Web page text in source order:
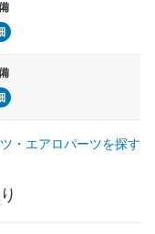
・エアロパーツを探す